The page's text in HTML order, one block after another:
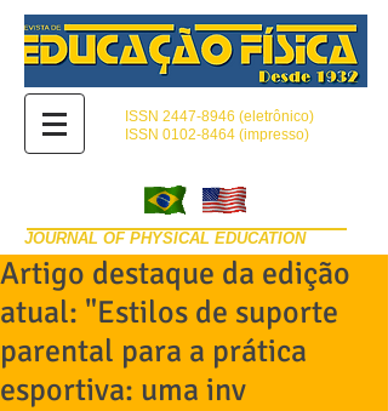
ISSN 2447-8946 (eletrônico)
ISSN 0102-8464 (impresso)
JOURNAL OF PHYSICAL EDUCATION
Artigo destaque da edição
atual: "Estilos de suporte
parental para a prática
esportiva: uma inv